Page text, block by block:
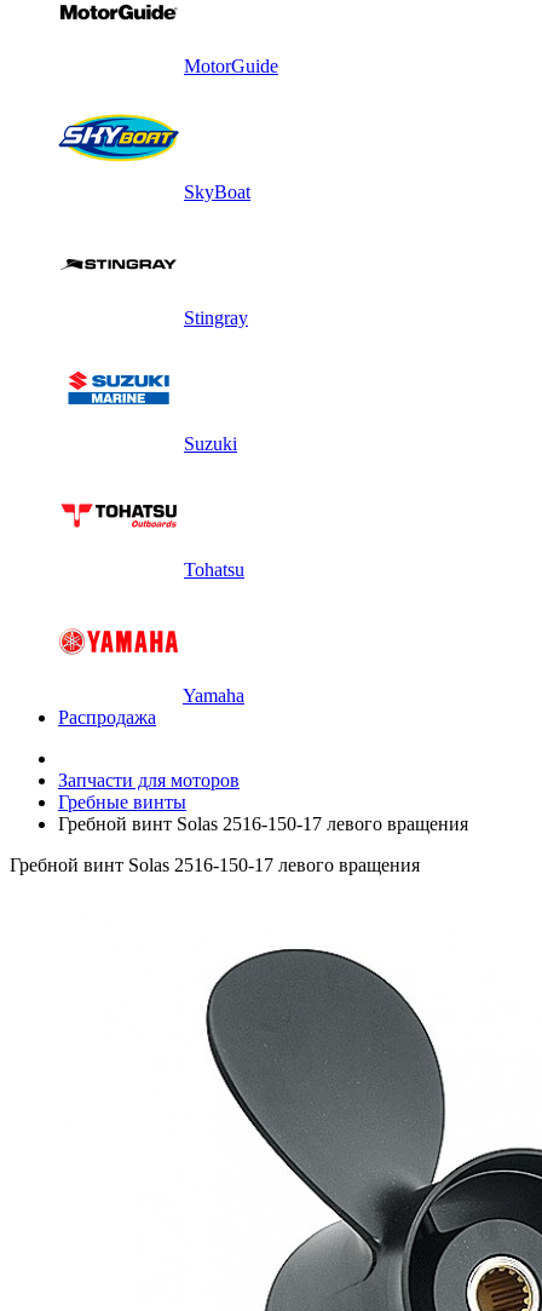
MotorGuide
SkyBoat
Stingray
Suzuki
Tohatsu
Yamaha
Распродажа
Запчасти для моторов
Гребные винты
Гребной винт Solas 2516-150-17 левого вращения
Гребной винт Solas 2516-150-17 левого вращения